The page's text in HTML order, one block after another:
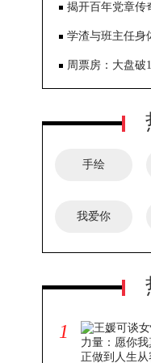
揭开百年党章传
学渣与班主任身
周票房：大盘破
手绘
我爱你
1